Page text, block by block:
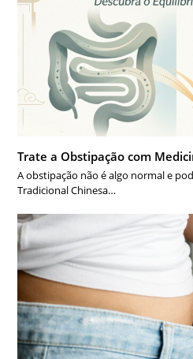
Trate a Obstipação com
A obstipação não é algo normal e
Tradicional Chinesa…